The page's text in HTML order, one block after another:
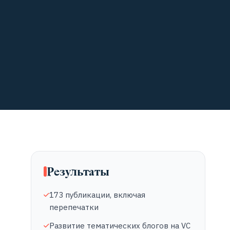
Результаты
173 публикации, включая
перепечатки
Развитие тематических блогов на VC